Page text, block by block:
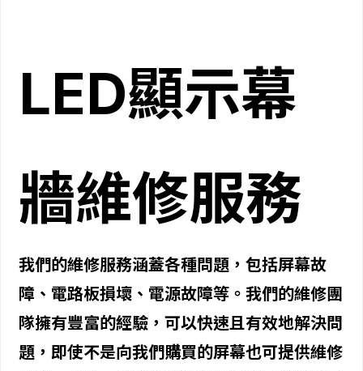
LED顯示幕
牆維修服務
我們的維修服務涵蓋各種問題，包括屏幕故
障、電路板損壞、電源故障等。我們的維修團
隊擁有豐富的經驗，可以快速且有效地解決問
題，即使不是向我們購買的屏幕也可提供維修